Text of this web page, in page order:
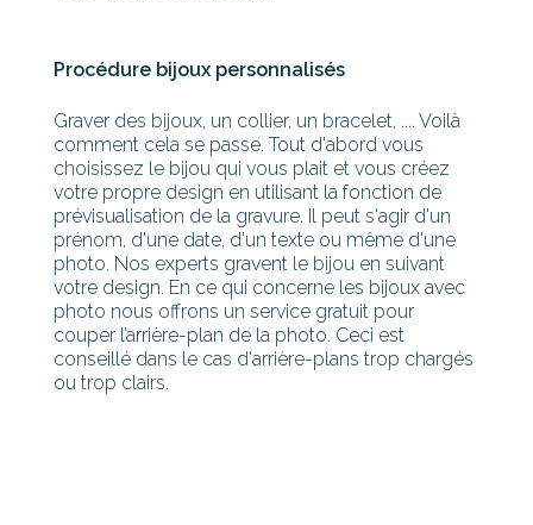
Procédure bijoux personnalisés
Graver des bijoux, un collier, un bracelet, .... Voilà
comment cela se passe. Tout d'abord vous
choisissez le bijou qui vous plait et vous créez
votre propre design en utilisant la fonction de
prévisualisation de la gravure. Il peut s'agir d'un
prénom, d'une date, d'un texte ou même d'une
photo. Nos experts gravent le bijou en suivant
votre design. En ce qui concerne les bijoux avec
photo nous offrons un service gratuit pour
couper l’arrière-plan de la photo. Ceci est
conseillé dans le cas d'arrière-plans trop chargés
ou trop clairs.